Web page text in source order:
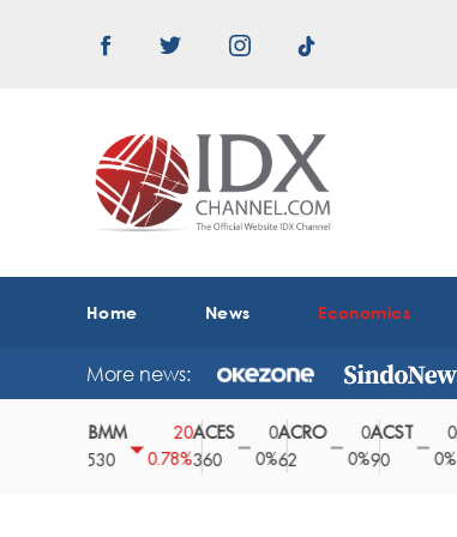
Home News Economics
More news:
20
0.78%
ACES
360
0
0%
ACRO
0ACST
0
0%
ADES
35550